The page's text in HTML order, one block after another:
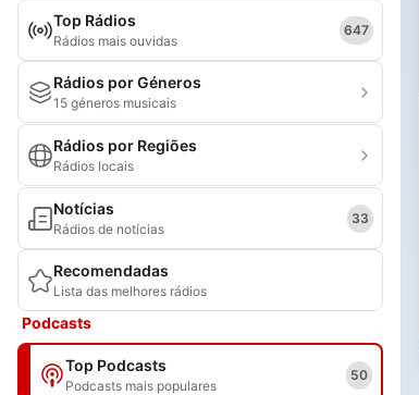
Top Rádios
Rádios mais ouvidas
647
Rádios por Géneros
15 géneros musicais
Rádios por Regiões
Rádios locais
Notícias
Rádios de notícias
33
Recomendadas
Lista das melhores rádios
Podcasts
Top Podcasts
Podcasts mais populares
50